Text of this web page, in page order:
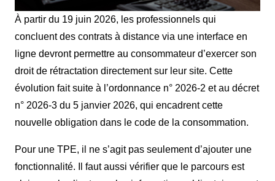
À partir du 19 juin 2026, les professionnels qui
concluent des contrats à distance via une interface en
ligne devront permettre au consommateur d’exercer son
droit de rétractation directement sur leur site. Cette
évolution fait suite à l’ordonnance n° 2026-2 et au décret
n° 2026-3 du 5 janvier 2026, qui encadrent cette
nouvelle obligation dans le code de la consommation.
Pour une TPE, il ne s’agit pas seulement d’ajouter une
fonctionnalité. Il faut aussi vérifier que le parcours est